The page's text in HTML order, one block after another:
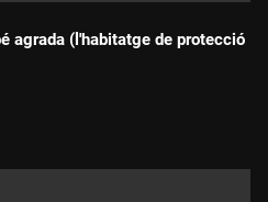
agrada (l'habitatge de protecció